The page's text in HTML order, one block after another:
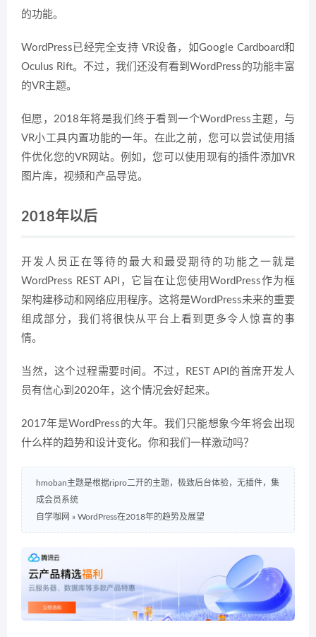
的功能。
WordPress已经完全支持 VR设备，如Google Cardboard和
Oculus Rift。不过，我们还没有看到WordPress的功能丰富
的VR主题。
但愿，2018年将是我们终于看到一个WordPress主题，与
VR小工具内置功能的一年。在此之前，您可以尝试使用插
件优化您的VR网站。例如，您可以使用现有的插件添加VR
图片库，视频和产品导览。
2018年以后
开发人员正在等待的最大和最受期待的功能之一就是
WordPress REST API，它旨在让您使用WordPress作为框
架构建移动和网络应用程序。这将是WordPress未来的重要
组成部分，我们将很快从平台上看到更多令人惊喜的事
情。
当然，这个过程需要时间。不过，REST API的首席开发人
员有信心到2020年，这个情况会好起来。
2017年是WordPress的大年。我们只能想象今年将会出现
什么样的趋势和设计变化。你和我们一样激动吗？
hmoban主题是根据ripro二开的主题，极致后台体验，无插件，集
成会员系统
自学咖网 » WordPress在2018年的趋势及展望